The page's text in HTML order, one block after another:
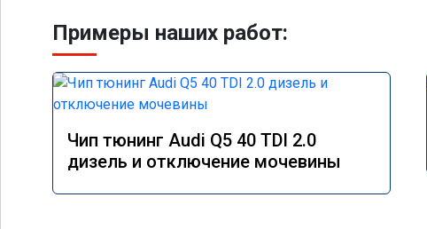
Примеры наших работ:
Чип тюнинг Audi Q5 40 TDI 2.0
дизель и отключение мочевины